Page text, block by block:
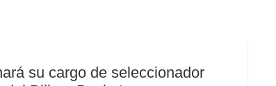
su cargo de seleccionador